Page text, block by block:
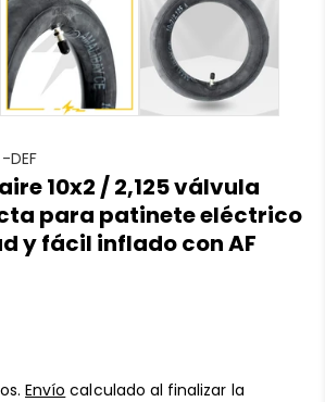
DEF
10x2 / 2,125 válvula
para patinete eléctrico
y fácil inflado con AF
Envío calculado al finalizar la